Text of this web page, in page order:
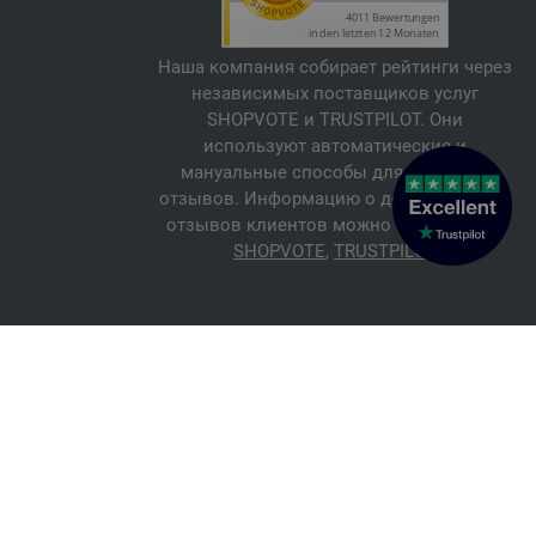
Наша компания собирает рейтинги через
независимых поставщиков услуг
SHOPVOTE и TRUSTPILOT. Они
используют автоматические и
мануальные способы для проверки
отзывов. Информацию о достоверности
отзывов клиентов можно найти здесь:
SHOPVOTE, TRUSTPILOT